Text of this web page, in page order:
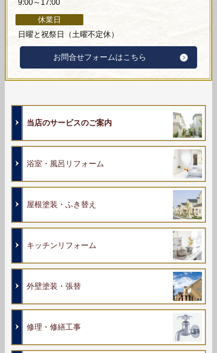
9:00～17:00
休業日
日曜と祝祭日（土曜不定休）
お問合せフォームはこちら
当店のサービスのご案内
浴室・風呂リフォーム
屋根塗装・ふき替え
キッチンリフォーム
外壁塗装・張替
修理・修繕工事